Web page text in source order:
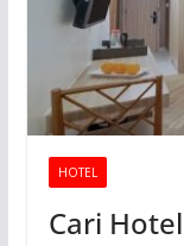
HOTEL
Cari